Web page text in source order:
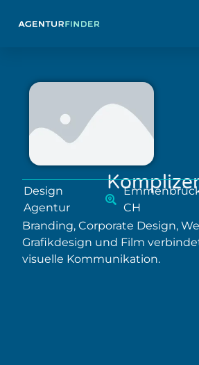
Design
Agentur
CH
Branding, Corporate Design,
Grafikdesign und Film
visuelle Kommunikation.